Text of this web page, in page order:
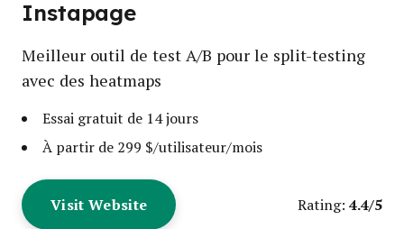
Instapage
Meilleur outil de test A/B pour le split-testing
avec des heatmaps
Essai gratuit de 14 jours
À partir de 299 $/utilisateur/mois
Visit Website Rating: 4.4/5